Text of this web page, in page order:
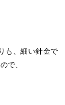
も、細い針金で
で、